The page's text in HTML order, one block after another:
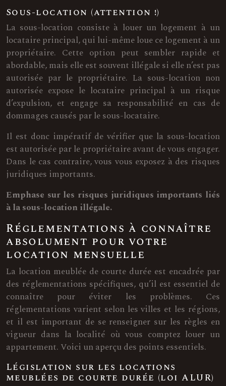
Sous-location (attention !)
La sous-location consiste à louer un logement à un
locataire principal, qui lui-même loue ce logement à un
propriétaire. Cette option peut sembler rapide et
abordable, mais elle est souvent illégale si elle n’est pas
autorisée par le propriétaire. La sous-location non
autorisée expose le locataire principal à un risque
d’expulsion, et engage sa responsabilité en cas de
dommages causés par le sous-locataire.
Il est donc impératif de vérifier que la sous-location
est autorisée par le propriétaire avant de vous engager.
Dans le cas contraire, vous vous exposez à des risques
juridiques importants.
Emphase sur les risques juridiques importants liés
à la sous-location illégale.
Réglementations à connaître
absolument pour votre
location mensuelle
La location meublée de courte durée est encadrée par
des réglementations spécifiques, qu’il est essentiel de
connaître pour éviter les problèmes. Ces
réglementations varient selon les villes et les régions,
et il est important de se renseigner sur les règles en
vigueur dans la localité où vous comptez louer un
appartement. Voici un aperçu des points essentiels.
Législation sur les locations
meublées de courte durée (loi ALUR)